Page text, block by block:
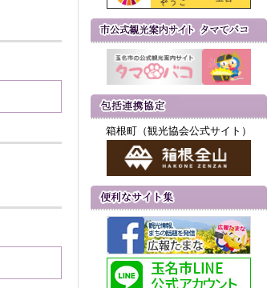
箱根町（観光協会公式サイト）